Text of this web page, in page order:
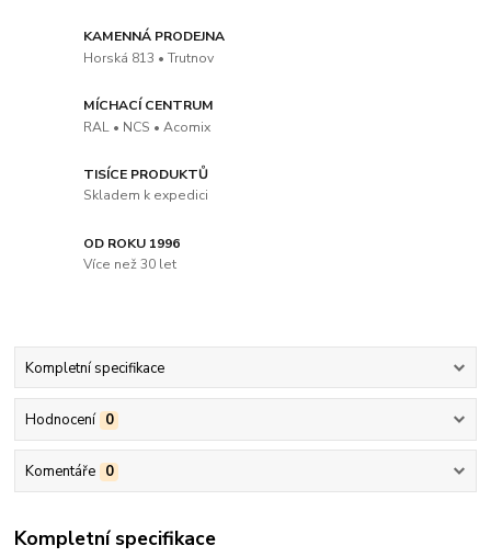
KAMENNÁ PRODEJNA
Horská 813 • Trutnov
MÍCHACÍ CENTRUM
RAL • NCS • Acomix
TISÍCE PRODUKTŮ
Skladem k expedici
OD ROKU 1996
Více než 30 let
Kompletní specifikace
Hodnocení 0
Komentáře 0
Kompletní specifikace